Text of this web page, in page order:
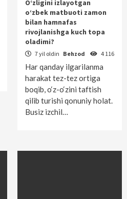
O‘zligini izlayotgan
o‘zbek matbuoti zamon
bilan hamnafas
rivojlanishga kuch topa
oladimi?
7 yil oldin Behzod 4 116
Har qanday ilgarilanma
harakat tez-tez ortiga
boqib, o‘z-o‘zini taftish
qilib turishi qonuniy holat.
Busiz izchil…